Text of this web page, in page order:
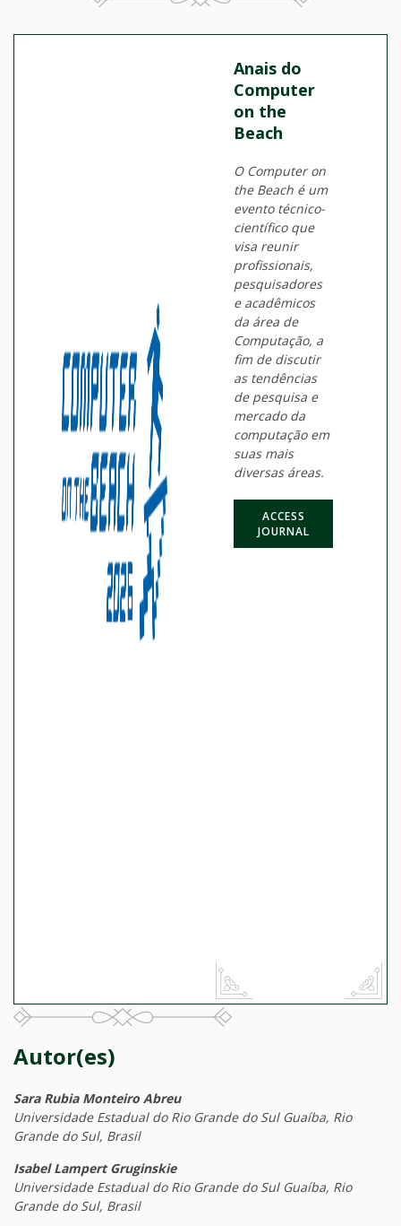
Anais do
Computer
on the
Beach
O Computer on
the Beach é um
evento técnico-
científico que
visa reunir
profissionais,
pesquisadores
e acadêmicos
da área de
Computação, a
fim de discutir
as tendências
de pesquisa e
mercado da
computação em
suas mais
diversas áreas.
ACCESS
JOURNAL
Autor(es)
Sara Rubia Monteiro Abreu
Universidade Estadual do Rio Grande do Sul Guaíba, Rio
Grande do Sul, Brasil
Isabel Lampert Gruginskie
Universidade Estadual do Rio Grande do Sul Guaíba, Rio
Grande do Sul, Brasil